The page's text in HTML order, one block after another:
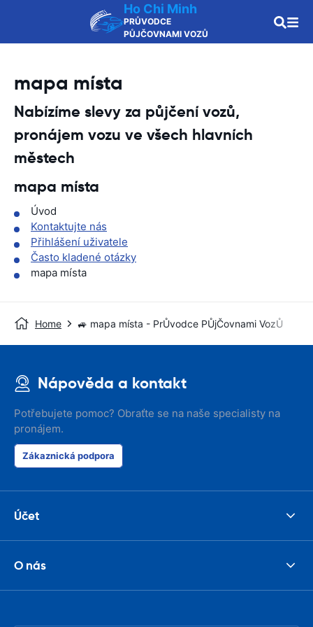
Ho Chi Minh
PRŮVODCE
PŮJČOVNAMI VOZŮ
mapa místa
Nabízíme slevy za půjčení vozů,
pronájem vozu ve všech hlavních
městech
mapa místa
Úvod
Kontaktujte nás
Přihlášení uživatele
Často kladené otázky
mapa místa
Home 🚙 mapa místa - PrŮvodce PŮjČovnami VozŮ
Nápověda a kontakt
Potřebujete pomoc? Obraťte se na naše specialisty na
pronájem.
Zákaznická podpora
Účet
O nás